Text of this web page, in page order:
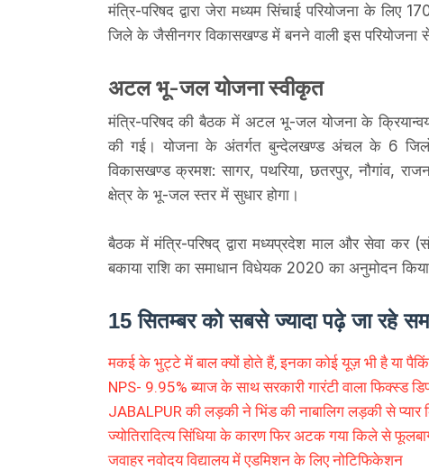
मंत्रि-परिषद द्वारा जेरा मध्यम सिंचाई परियोजना के
जिले के जैसीनगर विकासखण्ड में बनने वाली इस परियोजना
अटल भू-जल योजना स्वीकृत
मंत्रि-परिषद की बैठक में अटल भू-जल योजना के
की गई। योजना के अंतर्गत बुन्देलखण्ड अंचल के 6
विकासखण्ड क्रमश: सागर, पथरिया, छतरपुर, नौगांव,
क्षेत्र के भू-जल स्तर में सुधार होगा।
बैठक में मंत्रि-परिषद् द्वारा मध्यप्रदेश माल और सेवा कर
बकाया राशि का समाधान विधेयक 2020 का अनुमोदन
15 सितम्बर को सबसे ज्यादा पढ़े जा रहे
मकई के भुट्टे में बाल क्यों होते हैं, इनका कोई यूज़ भी है या
NPS- 9.95% ब्याज के साथ सरकारी गारंटी वाला फिक्स्ड
JABALPUR की लड़की ने भिंड की नाबालिग लड़की से प्यार
ज्योतिरादित्य सिंधिया के कारण फिर अटक गया किले से
जवाहर नवोदय विद्यालय में एडमिशन के लिए नोटिफिकेशन